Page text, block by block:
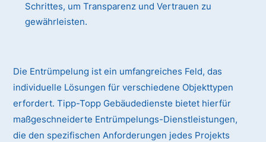
Schrittes, um Transparenz und Vertrauen zu
gewährleisten.
Die Entrümpelung ist ein umfangreiches Feld, das
individuelle Lösungen für verschiedene Objekttypen
erfordert. Tipp-Topp Gebäudedienste bietet hierfür
maßgeschneiderte Entrümpelungs-Dienstleistungen,
die den spezifischen Anforderungen jedes Projekts